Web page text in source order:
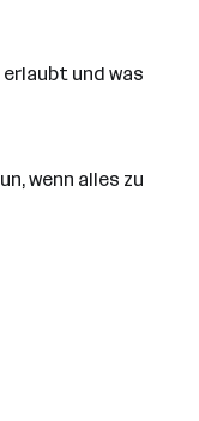
und was
wenn alles zu